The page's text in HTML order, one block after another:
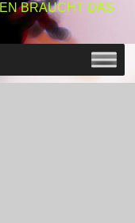
BRAUCHT DAS